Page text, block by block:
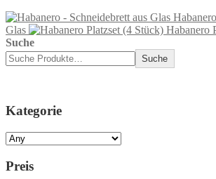
Glas
Habanero
Suche
Suche
Kategorie
Preis